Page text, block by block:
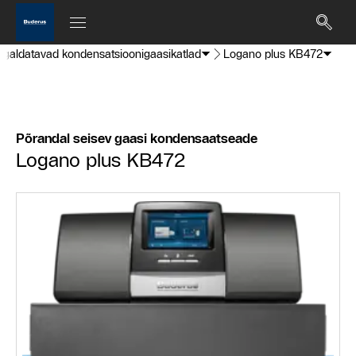
kondensatsioonigaasikatlad Logano plus KB472
Põrandal seisev gaasi kondensaatseade
Logano plus KB472